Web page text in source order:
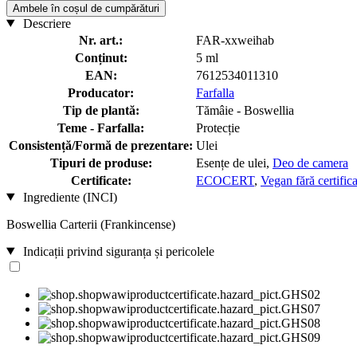
Ambele în coșul de cumpărături
Descriere
Nr. art.:
FAR-xxweihab
Conținut:
5 ml
EAN:
7612534011310
Producator:
Farfalla
Tip de plantă:
Tămâie - Boswellia
Teme - Farfalla:
Protecție
Consistență/Formă de prezentare: Ulei
Tipuri de produse:
Esențe de ulei, Deo de camera
Certificate:
ECOCERT, Vegan fără
Ingrediente (INCI)
Boswellia Carterii (Frankincense)
Indicații privind siguranța și pericolele